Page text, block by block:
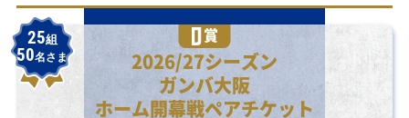
賞
25組
50名さま
2026/27シーズン
ガンバ大阪
ホーム開幕戦ペアチケット